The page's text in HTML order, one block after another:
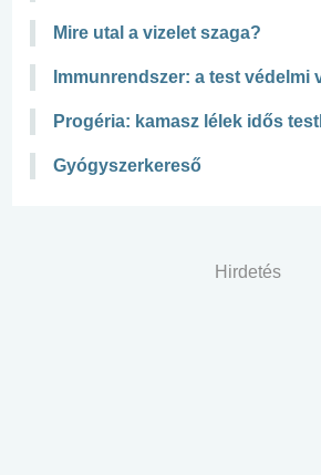
Mire utal a vizelet szaga?
Immunrendszer: a test védelmi
Progéria: kamasz lélek idős
Gyógyszerkereső
Hirdetés